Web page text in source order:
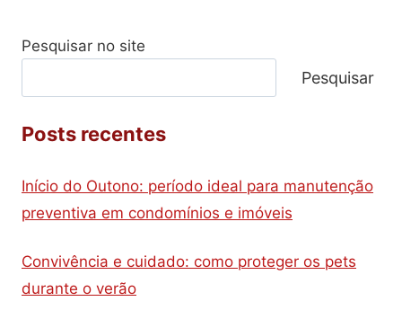
Pesquisar no site
Pesquisar
Posts recentes
Início do Outono: período ideal para manutenção
preventiva em condomínios e imóveis
Convivência e cuidado: como proteger os pets
durante o verão